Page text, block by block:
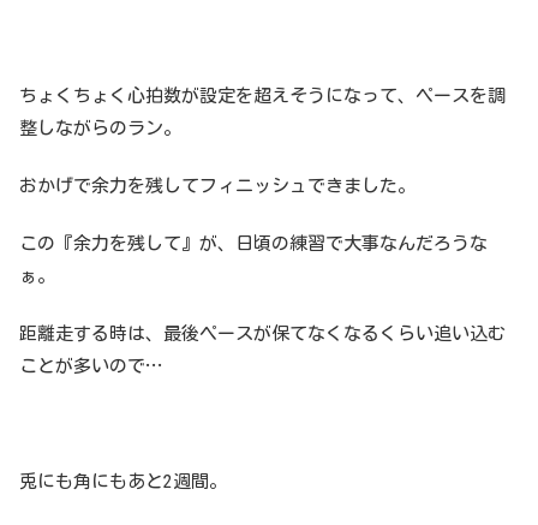
ちょくちょく心拍数が設定を超えそうになって、ペースを調
整しながらのラン。
おかげで余力を残してフィニッシュできました。
この『余力を残して』が、日頃の練習で大事なんだろうな
ぁ。
距離走する時は、最後ペースが保てなくなるくらい追い込む
ことが多いので…
兎にも角にもあと2週間。